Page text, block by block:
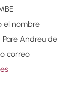
el nombre
Pare Andreu de
correo